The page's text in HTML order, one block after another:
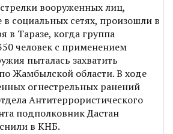
вооруженных лиц,
социальных сетях, произошли в
в Таразе, когда группа
человек с применением
пыталась захватить
Жамбылской области. В ходе
огнестрельных ранений
Антитеррористического
подполковник Дастан
в КНБ.